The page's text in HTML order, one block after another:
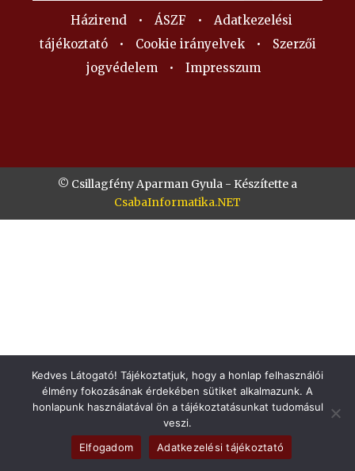
Házirend • ÁSZF •
Adatkezelési
tájékoztató
• Cookie irányelvek •
Szerzői
jogvédelem
• Impresszum
© Csillagfény Aparman Gyula - Készítette a
CsabaInformatika.NET
Kedves Látogató! Tájékoztatjuk, hogy a honlap felhasználói
élmény fokozásának érdekében sütiket alkalmazunk. A
honlapunk használatával ön a tájékoztatásunkat tudomásul
veszi.
Elfogadom
Adatkezelési tájékoztató